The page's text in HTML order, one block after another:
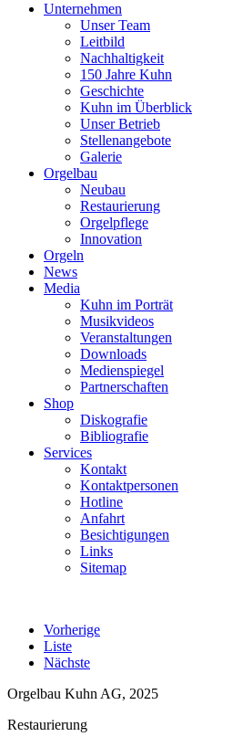
Unternehmen
Unser Team
Leitbild
Nachhaltigkeit
150 Jahre Kuhn
Geschichte
Kuhn im Überblick
Unser Betrieb
Stellenangebote
Galerie
Orgelbau
Neubau
Restaurierung
Orgelpflege
Innovation
Orgeln
News
Media
Kuhn im Porträt
Musikvideos
Veranstaltungen
Downloads
Medienspiegel
Partnerschaften
Shop
Diskografie
Bibliografie
Services
Kontakt
Kontaktpersonen
Hotline
Anfahrt
Besichtigungen
Links
Sitemap
Vorherige
Liste
Nächste
Orgelbau Kuhn AG, 2025
Restaurierung